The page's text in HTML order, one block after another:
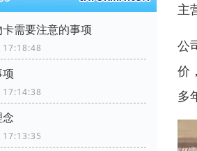
需要注意的事项
主
公
价
多